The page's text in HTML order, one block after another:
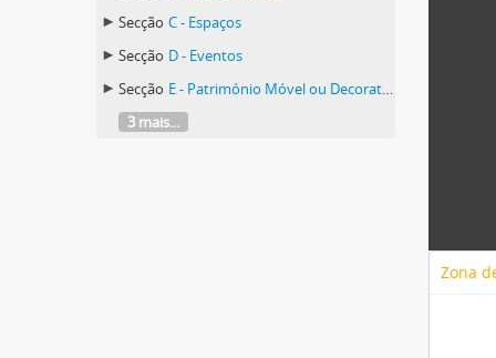
Secção C - Espaços
Secção D - Eventos
Secção E - Património Móvel ou Decorativo
3 mais...
Zona